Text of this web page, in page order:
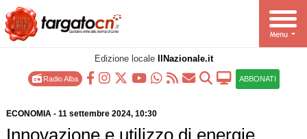
Edizione locale IlNazionale.it
Radio Alba ABBONATI
ECONOMIA- 11 settembre 2024, 10:30
Innovazione e utilizzo di energie